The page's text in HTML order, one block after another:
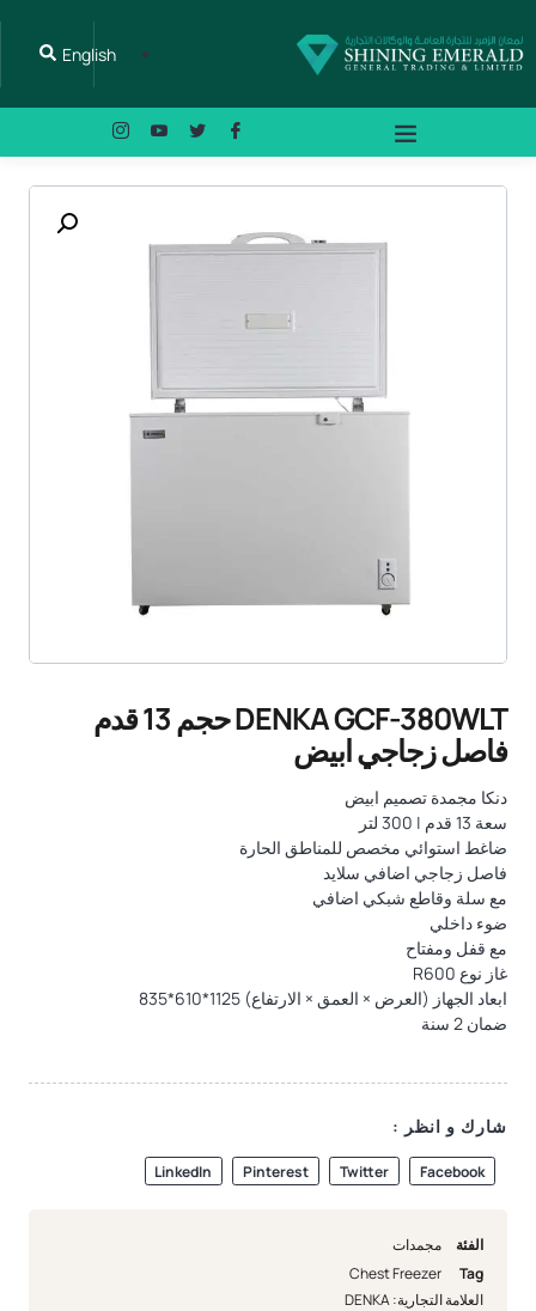
English
DENKA GCF-380WLT حجم 13 قدم
فاصل زجاجي ابيض
دنكا مجمدة تصميم ابيض
سعة 13 قدم | 300 لتر
ضاغط استوائي مخصص للمناطق الحارة
فاصل زجاجي اضافي سلايد
مع سلة وقاطع شبكي اضافي
ضوء داخلي
مع قفل ومفتاح
غاز نوع R600
ابعاد الجهاز (العرض × العمق × الارتفاع) 1125*610*835
ضمان 2 سنة
شارك و انظر :
Facebook
Twitter
Pinterest
LinkedIn
الفئة
مجمدات
Tag
Chest Freezer
العلامة التجارية:DENKA